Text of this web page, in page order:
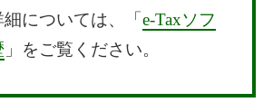
については、「e-Taxソフ
」をご覧ください。